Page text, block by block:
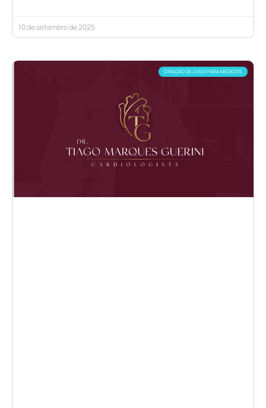
10 de setembro de 2025
CRIAÇÃO DE LOGO PARA MÉDICOS